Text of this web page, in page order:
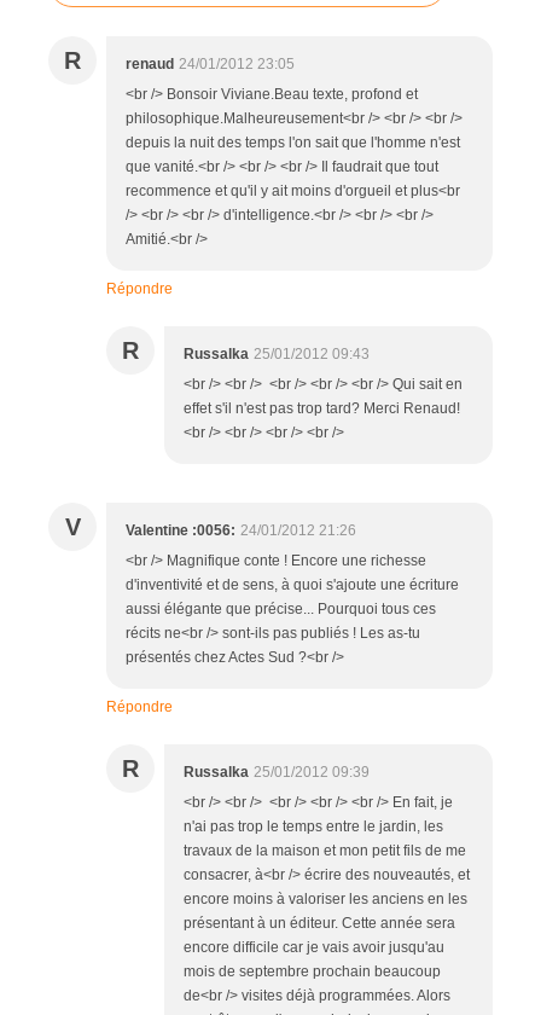
R renaud 24/01/2012 23:05
<br /> Bonsoir Viviane.Beau texte, profond et
philosophique.Malheureusement<br /> <br /> <br />
depuis la nuit des temps l'on sait que l'homme n'est
que vanité.<br /> <br /> <br /> Il faudrait que tout
recommence et qu'il y ait moins d'orgueil et plus<br
/> <br /> <br /> d'intelligence.<br /> <br /> <br />
Amitié.<br />
Répondre
R Russalka 25/01/2012 09:43
<br /> <br /> <br /> <br /> <br /> Qui sait en
effet s'il n'est pas trop tard? Merci Renaud!
<br /> <br /> <br /> <br />
V Valentine :0056: 24/01/2012 21:26
<br /> Magnifique conte ! Encore une richesse
d'inventivité et de sens, à quoi s'ajoute une écriture
aussi élégante que précise... Pourquoi tous ces
récits ne<br /> sont-ils pas publiés ! Les as-tu
présentés chez Actes Sud ?<br />
Répondre
R Russalka 25/01/2012 09:39
<br /> <br /> <br /> <br /> <br /> En fait, je
n'ai pas trop le temps entre le jardin, les
travaux de la maison et mon petit fils de me
consacrer, à<br /> écrire des nouveautés, et
encore moins à valoriser les anciens en les
présentant à un éditeur. Cette année sera
encore difficile car je vais avoir jusqu'au
mois de septembre prochain beaucoup
de<br /> visites déjà programmées. Alors